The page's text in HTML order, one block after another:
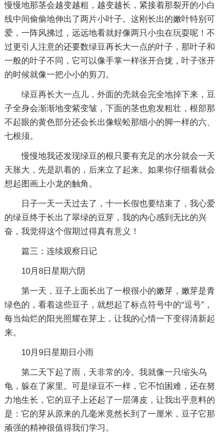
慢慢地那茎会越变越粗，越变越长，紧接着那裂开的小白
线中间偷偷地伸出了两片小叶子。这刚长出的嫩叶特别可
爱，一阵风拂过，远远地看就好像两只小虫在玩耍呢！不
过更引人注意的还要数绿豆再长大一点的叶子，那叶子和
一般的叶子不同，它可以像手掌一样张开合拢，叶子张开
的时候就像一把小小的剪刀。
绿豆再长大一点儿，外面的壳就会完全地掉下来，豆
子全身会渐渐地变紫变皱，下面的茎也愈发粗壮，根部那
不起眼的黄色部分还会长出像蜈蚣那细小的脚一样的六、
七根须。
慢慢地我还发现绿豆的根只要有充足的水分就会一天
天胀大，先是趴着的，后来立了起来。如果你仔细看就会
想起图画上小龙的触角。
日子一天一天过去了，十一长假也要结束了，我心爱
的绿豆终于长出了翠绿的豆芽，我的内心感到无比的兴
奋，我觉得这个假期过得真有意义！
篇三：连续观察日记
10月8日星期六阴
第一天，豆子上面长出了一根很小的嫩芽，嫩芽是青
绿色的，看着这些豆子，就想起了标点符号中的“逗号”，
每当灿烂的阳光照耀在芽上，让我的心情一下变得清新起
来。
10月9日星期日小雨
第二天下起了雨，天非常的冷。我就像一只缩头乌
龟，躲在了家里。可是绿豆不一样，它不怕困难，还在努
力地生长，它的豆子上还起了一层薄皮，让我出乎意料的
是：它的芽从原来的几毫米竟然长到了一厘米，豆子它那
顽强的精神很值得我们学习。